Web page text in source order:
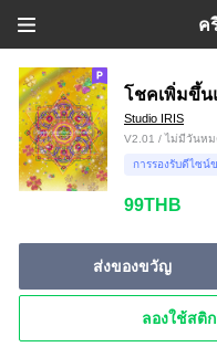
ค
โชคเพิ่มขึ้น
Studio IRIS
V2.01 / ไม่มีวันห
การรองรับดีไซน์
99THB
ส่งของขวัญ
ลองใช้สติ